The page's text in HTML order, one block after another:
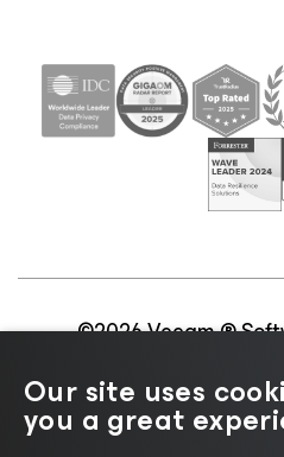
©2026 Veeam ®
Secteur juridique|
Ressources pour
Our site uses
you a great